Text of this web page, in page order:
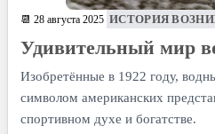
📆 28 августа 2025 ИСТОРИЯ
Удивительный мир
Изобретённые в 1922 году,
символом американских
спортивном духе и богатстве.